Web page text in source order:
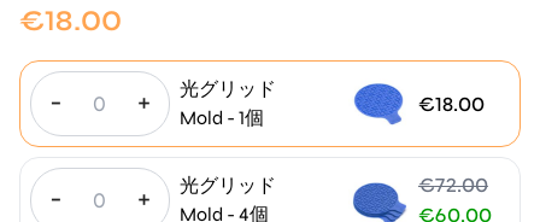
€18.00
- +
光グリッド
Mold - 1個
€18.00
- +
光グリッド
Mold - 4個
€72.00
元
€60.00